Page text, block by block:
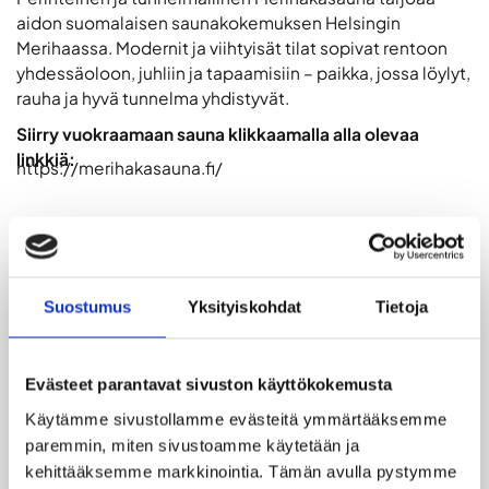
Suostumus Yksityiskohdat Tietoja
Evästeet parantavat sivuston käyttökokemusta
Käytämme sivustollamme evästeitä ymmärtääksemme
paremmin, miten sivustoamme käytetään ja
kehittääksemme markkinointia. Tämän avulla pystymme
aidon suomalaisen saunakokemuksen Helsingin
Merihaassa. Modernit ja viihtyisät tilat sopivat rentoon
yhdessäoloon, juhliin ja tapaamisiin – paikka, jossa löylyt,
rauha ja hyvä tunnelma yhdistyvät.
Siirry vuokraamaan sauna klikkaamalla alla olevaa
linkkiä:
https://merihakasauna.fi/
Merihakasauna on Helsingissä Merihaassa
perinteisen suomalaisen saunakokemuksen
rauhallisessa ja siistissä ympäristössä. Tilat
soveltuvat hyvin niin yksityiseen rentoutumiseen,
ystäväporukoiden illanviettoihin kuin